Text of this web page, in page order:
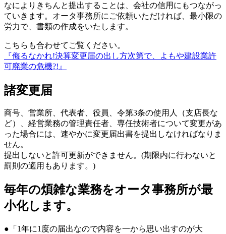
なによりきちんと提出することは、会社の信用にもつながっ
ていきます。オータ事務所にご依頼いただければ、最小限の
労力で、書類の作成をいたします。
こちらも合わせてご覧ください。
『侮るなかれ!決算変更届の出し方次第で、よもや建設業許
可廃業の危機?!』
諸変更届
商号、営業所、代表者、役員、令第3条の使用人（支店長な
ど）、経営業務の管理責任者、専任技術者について変更があ
った場合には、速やかに変更届出書を提出しなければなりま
せん。
提出しないと許可更新ができません。(期限内に行わないと
罰則の適用もあります。)
毎年の煩雑な業務をオータ事務所が最
小化します。
●「1年に1度の届出なので内容を一から思い出すのが大